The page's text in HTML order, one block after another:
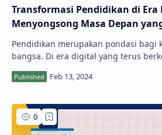
Transformasi Pendidikan di Era
Menyongsong Masa Depan
Pendidikan merupakan pondasi bagi
bangsa. Di era digital yang terus